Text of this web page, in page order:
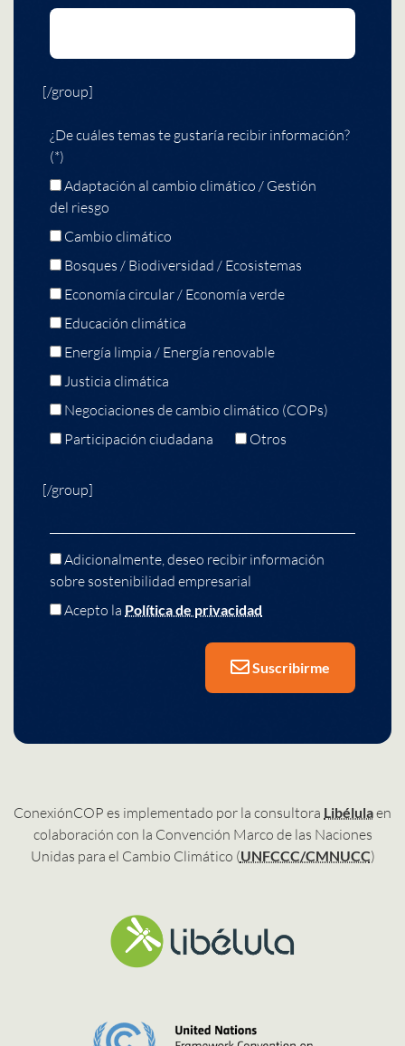
[/group]
¿De cuáles temas te gustaría recibir información?
(*)
Adaptación al cambio climático / Gestión
del riesgo
Cambio climático
Bosques / Biodiversidad / Ecosistemas
Economía circular / Economía verde
Educación climática
Energía limpia / Energía renovable
Justicia climática
Negociaciones de cambio climático (COPs)
Participación ciudadana
Otros
[/group]
Adicionalmente, deseo recibir información
sobre sostenibilidad empresarial
Acepto la Política de privacidad
Suscribirme
ConexiónCOP es implementado por la consultora Libélulaen
colaboración con la Convención Marco de las Naciones
Unidas para el Cambio Climático (UNFCCC/CMNUCC)